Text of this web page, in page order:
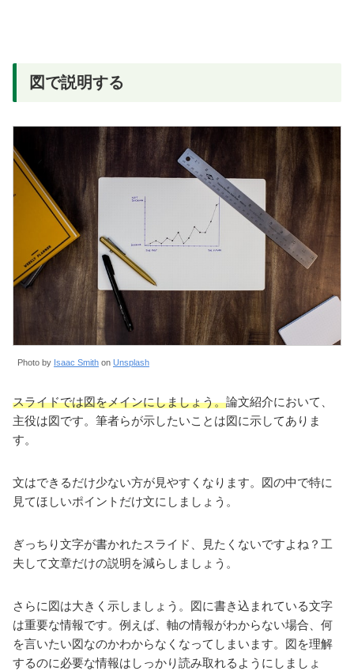
図で説明する
Photo by Isaac Smith on Unsplash
スライドでは図をメインにしましょう。論文紹介において、
主役は図です。筆者らが示したいことは図に示してありま
す。
文はできるだけ少ない方が見やすくなります。図の中で特に
見てほしいポイントだけ文にしましょう。
ぎっちり文字が書かれたスライド、見たくないですよね？工
夫して文章だけの説明を減らしましょう。
さらに図は大きく示しましょう。図に書き込まれている文字
は重要な情報です。例えば、軸の情報がわからない場合、何
を言いたい図なのかわからなくなってしまいます。図を理解
するのに必要な情報はしっかり読み取れるようにしましょ